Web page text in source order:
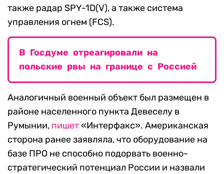
также радар SPY-1D(V), а также система
управления огнем (FCS).
В Госдуме отреагировали на
польские рвы на границе с Россией
Аналогичный военный объект был размещен в
районе населенного пункта Девеселу в
Румынии, пишет«Интерфакс». Американская
сторона ранее заявляла, что оборудование на
базе ПРО не способно подорвать военно-
стратегический потенциал России и назвали